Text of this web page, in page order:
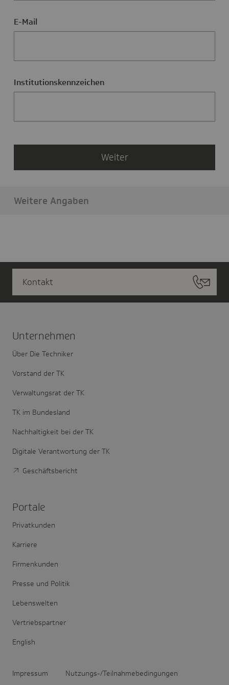
E-Mail
Institutionskennzeichen
Weiter
Weitere Angaben
Kontakt
Unter­nehmen
Über Die Techniker
Vorstand der TK
Verwaltungsrat der TK
TK im Bundesland
Nachhaltigkeit bei der TK
Digitale Verantwortung der TK
Geschäftsbericht
Portale
Privatkunden
Karriere
Firmenkunden
Presse und Politik
Lebenswelten
Vertriebspartner
English
Impressum Nutzungs-/Teilnahmebedingungen